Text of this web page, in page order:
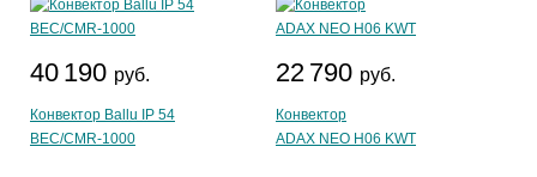
40 190 руб.
Конвектор Ballu IP 54
BEC/CMR-1000
22 790 руб.
Конвектор
ADAX NEO H06 KWT